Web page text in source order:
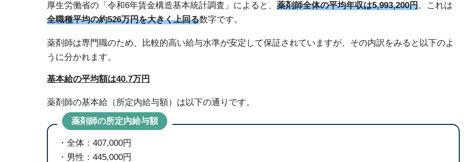
厚生労働省の「令和6年賃金構造基本統計調査」によると、 薬剤師全体の平均年収は5,993,200円。これは
全職種平均の約526万円を大きく上回る数字です。
薬剤師は専門職のため、比較的高い給与水準が安定して保証されていますが、その内訳をみると以下のよ
うに分かれます。
基本給の平均額は40.7万円
薬剤師の基本給（所定内給与額）は以下の通りです。
薬剤師の所定内給与額
全体：407,000円
男性：445,000円